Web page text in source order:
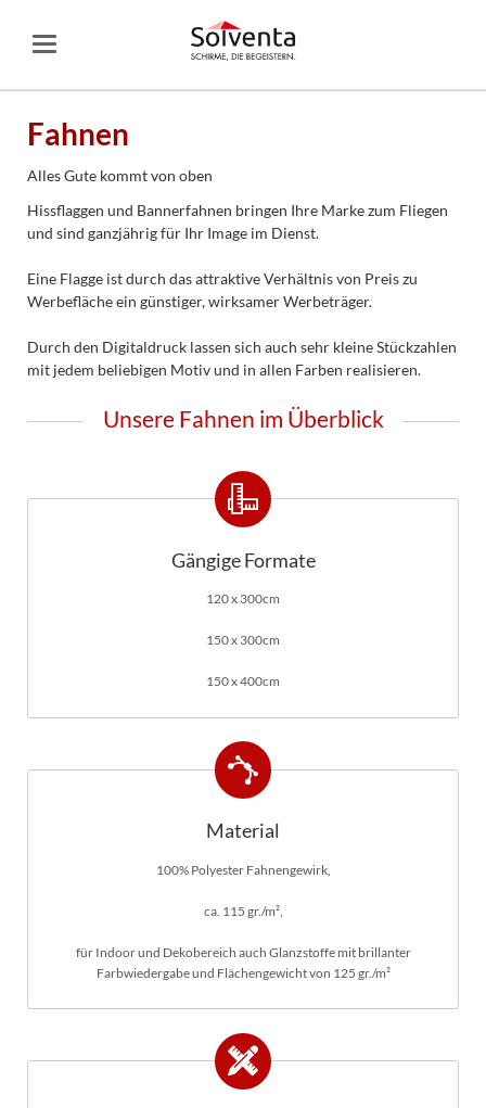
Fahnen
Alles Gute kommt von oben
Hissflaggen und Bannerfahnen bringen Ihre Marke zum Fliegen
und sind ganzjährig für Ihr Image im Dienst.
Eine Flagge ist durch das attraktive Verhältnis von Preis zu
Werbefläche ein günstiger, wirksamer Werbeträger.
Durch den Digitaldruck lassen sich auch sehr kleine Stückzahlen
mit jedem beliebigen Motiv und in allen Farben realisieren.
Unsere Fahnen im Überblick
Gängige Formate
120 x 300cm
150 x 300cm
150 x 400cm
Material
100% Polyester Fahnengewirk,
ca. 115 gr./m²,
für Indoor und Dekobereich auch Glanzstoffe mit brillanter
Farbwiedergabe und Flächengewicht von 125 gr./m²